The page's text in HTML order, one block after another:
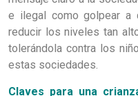
e ilegal como golpear a
reducir los niveles tan
tolerándola contra los
estas sociedades.
Claves para una